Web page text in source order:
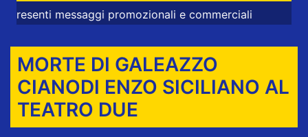
promozionali e commerciali
MORTE DI GALEAZZO
CIANODI ENZO SICILIANO AL
TEATRO DUE